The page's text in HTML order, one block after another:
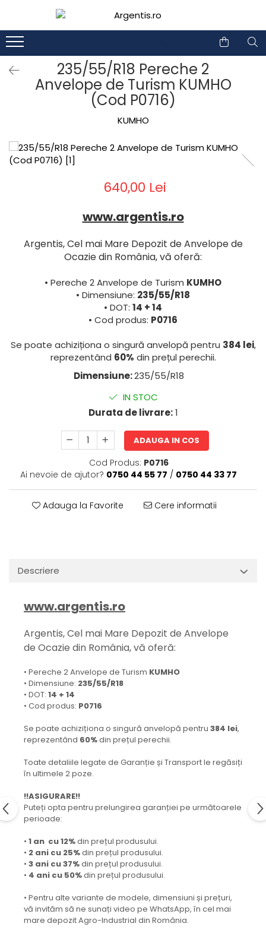
235/55/R18 Pereche 2
Anvelope de Turism KUMHO
(Cod P0716)
KUMHO
640,00 Lei
www.argentis.ro
Argentis, Cel mai Mare Depozit de Anvelope de
Ocazie din România, vă oferă:
• Pereche 2 Anvelope de Turism KUMHO
• Dimensiune: 235/55/R18
• DOT: 14 + 14
• Cod produs: P0716
Se poate achiziționa o singură anvelopă pentru 384 lei,
reprezentând 60% din prețul perechii.
Dimensiune:235/55/R18
IN STOC
Durata de livrare:1
ADAUGA IN COS
Cod Produs: P0716
Ai nevoie de ajutor? 0750 44 55 77 / 0750 44 33 77
Adauga la Favorite Cere informatii
Descriere
www.argentis.ro
Argentis, Cel mai Mare Depozit de Anvelope
de Ocazie din România, vă oferă:
• Pereche 2 Anvelope de Turism KUMHO
• Dimensiune: 235/55/R18
• DOT: 14 + 14
• Cod produs: P0716
Se poate achiziționa o singură anvelopă pentru 384 lei,
reprezentând 60%din prețul perechii.
Toate detaliile legate de Garanție și Transport le regăsiți
în ultimele 2 poze.
!!ASIGURARE!!
Puteți opta pentru prelungirea garanției pe următoarele
perioade:
• 1 an cu 12%din prețul produsului.
• 2 ani cu 25%din prețul produsului.
• 3 ani cu 37%din prețul produsului.
• 4 ani cu 50%din prețul produsului.
• Pentru alte variante de modele, dimensiuni și prețuri,
vă invităm să ne sunați video pe WhatsApp, în cel mai
mare depozit Agro-Industrial din România.